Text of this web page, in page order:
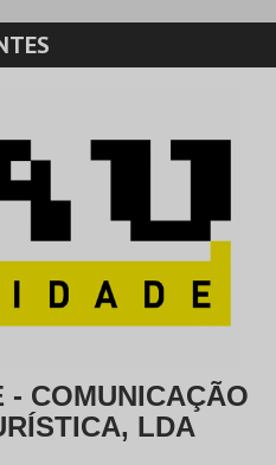
- COMUNICAÇÃO
LDA